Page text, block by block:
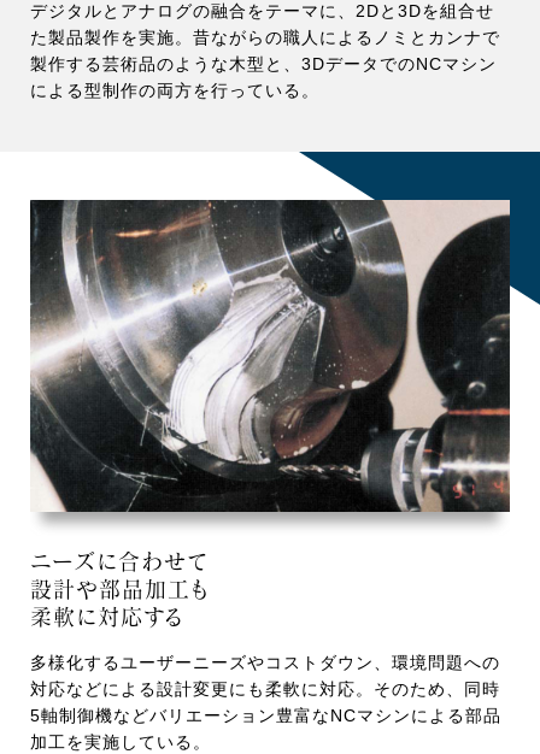
デジタルとアナログの融合をテーマに、2Dと3Dを組合せ
た製品製作を実施。昔ながらの職人によるノミとカンナで
製作する芸術品のような木型と、3DデータでのNCマシン
による型制作の両方を行っている。
ニーズに合わせて
設計や部品加工も
柔軟に対応する
多様化するユーザーニーズやコストダウン、環境問題への
対応などによる設計変更にも柔軟に対応。そのため、同時
5軸制御機などバリエーション豊富なNCマシンによる部品
加工を実施している。